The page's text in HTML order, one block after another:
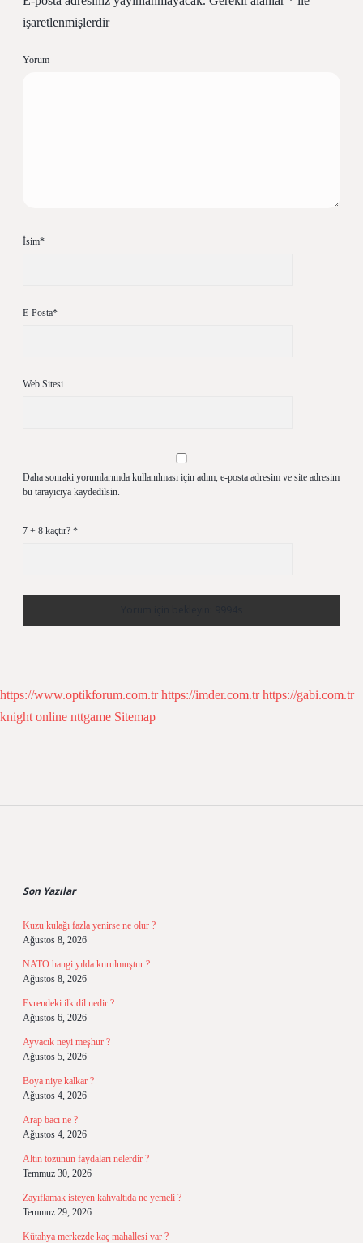
işaretlenmişlerdir
Yorum
İsim*
E-Posta*
Web Sitesi
Daha sonraki yorumlarımda kullanılması için adım, e-posta adresim ve site adresim
bu tarayıcıya kaydedilsin.
7 + 8 kaçtır? *
https://www.optikforum.com.tr https://imder.com.tr https://gabi.com.tr
knight online nttgame Sitemap
Son Yazılar
Kuzu kulağı fazla yenirse ne olur ?
Ağustos 8, 2026
NATO hangi yılda kurulmuştur ?
Ağustos 8, 2026
Evrendeki ilk dil nedir ?
Ağustos 6, 2026
Ayvacık neyi meşhur ?
Ağustos 5, 2026
Boya niye kalkar ?
Ağustos 4, 2026
Arap bacı ne ?
Ağustos 4, 2026
Altın tozunun faydaları nelerdir ?
Temmuz 30, 2026
Zayıflamak isteyen kahvaltıda ne yemeli ?
Temmuz 29, 2026
Kütahya merkezde kaç mahallesi var ?